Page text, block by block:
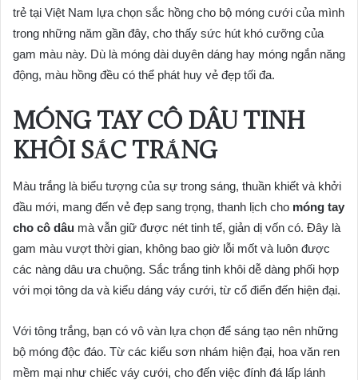
trẻ tại Việt Nam lựa chọn sắc hồng cho bộ móng cưới của mình
trong những năm gần đây, cho thấy sức hút khó cưỡng của
gam màu này. Dù là móng dài duyên dáng hay móng ngắn năng
động, màu hồng đều có thể phát huy vẻ đẹp tối đa.
MÓNG TAY CÔ DÂU TINH
KHÔI SẮC TRẮNG
Màu trắng là biểu tượng của sự trong sáng, thuần khiết và khởi
đầu mới, mang đến vẻ đẹp sang trọng, thanh lịch cho móng tay
cho cô dâu mà vẫn giữ được nét tinh tế, giản dị vốn có. Đây là
gam màu vượt thời gian, không bao giờ lỗi mốt và luôn được
các nàng dâu ưa chuộng. Sắc trắng tinh khôi dễ dàng phối hợp
với mọi tông da và kiểu dáng váy cưới, từ cổ điển đến hiện đại.
Với tông trắng, bạn có vô vàn lựa chọn để sáng tạo nên những
bộ móng độc đáo. Từ các kiểu sơn nhám hiện đại, hoa văn ren
mềm mại như chiếc váy cưới, cho đến việc đính đá lấp lánh